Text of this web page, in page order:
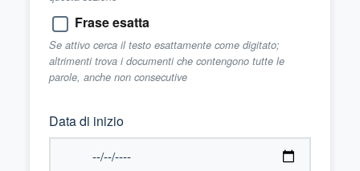
Frase esatta
Se attivo cerca il testo esattamente come digitato;
altrimenti trova i documenti che contengono tutte le
parole, anche non consecutive
Data di inizio